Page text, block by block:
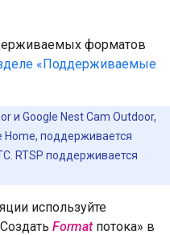
форматов
«Поддерживаемые
и Google Nest Cam Outdoor,
Home, поддерживается
RTSP поддерживается
используйте
Formatпотока» в